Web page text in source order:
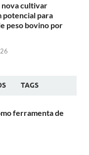
nova cultivar
potencial para
peso bovino por
TAGS
ferramenta de